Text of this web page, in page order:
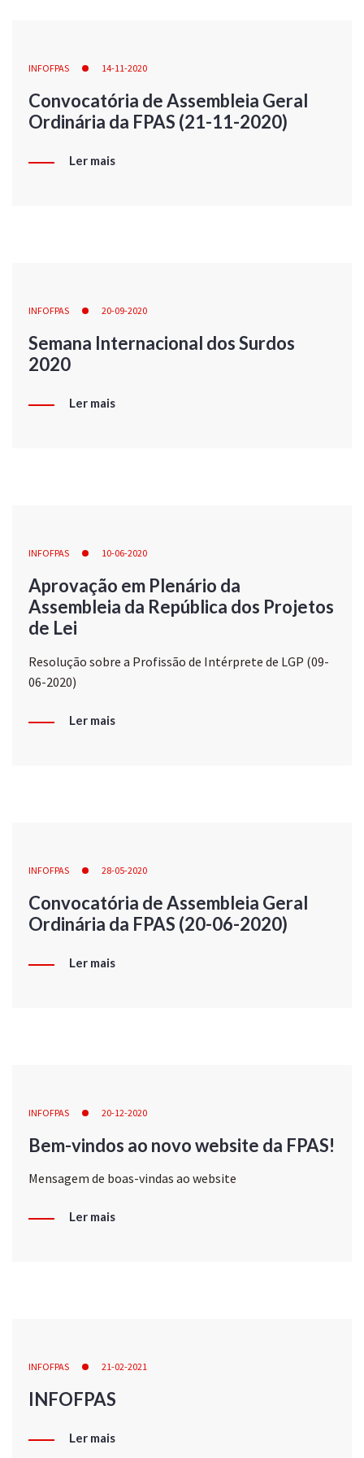
INFOFPAS 14-11-2020
Convocatória de Assembleia Geral
Ordinária da FPAS (21-11-2020)
Ler mais
INFOFPAS 20-09-2020
Semana Internacional dos Surdos
2020
Ler mais
INFOFPAS 10-06-2020
Aprovação em Plenário da
Assembleia da República dos Projetos
de Lei
Resolução sobre a Profissão de Intérprete de LGP (09-
06-2020)
Ler mais
INFOFPAS 28-05-2020
Convocatória de Assembleia Geral
Ordinária da FPAS (20-06-2020)
Ler mais
INFOFPAS 20-12-2020
Bem-vindos ao novo website da FPAS!
Mensagem de boas-vindas ao website
Ler mais
INFOFPAS 21-02-2021
INFOFPAS
Ler mais